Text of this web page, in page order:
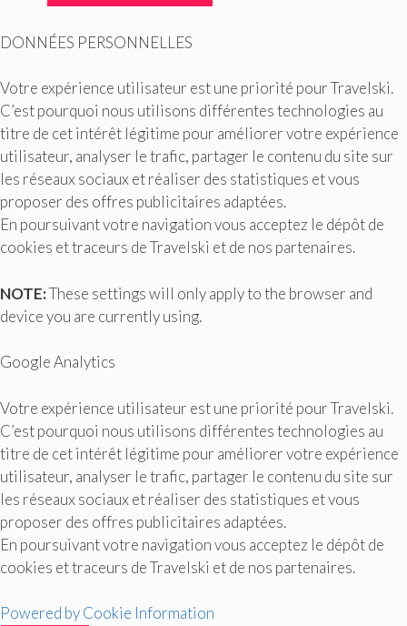
DONNÉES PERSONNELLES
Votre expérience utilisateur est une priorité pour Travelski.
C’est pourquoi nous utilisons différentes technologies au
titre de cet intérêt légitime pour améliorer votre expérience
utilisateur, analyser le trafic, partager le contenu du site sur
les réseaux sociaux et réaliser des statistiques et vous
proposer des offres publicitaires adaptées.
En poursuivant votre navigation vous acceptez le dépôt de
cookies et traceurs de Travelski et de nos partenaires.
NOTE:These settings will only apply to the browser and
device you are currently using.
Google Analytics
Votre expérience utilisateur est une priorité pour Travelski.
C’est pourquoi nous utilisons différentes technologies au
titre de cet intérêt légitime pour améliorer votre expérience
utilisateur, analyser le trafic, partager le contenu du site sur
les réseaux sociaux et réaliser des statistiques et vous
proposer des offres publicitaires adaptées.
En poursuivant votre navigation vous acceptez le dépôt de
cookies et traceurs de Travelski et de nos partenaires.
Powered by Cookie Information